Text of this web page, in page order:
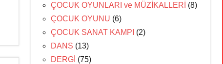
ÇOCUK OYUNLARI ve MÜZİKALLERİ (8)
ÇOCUK OYUNU (6)
ÇOCUK SANAT KAMPI (2)
DANS (13)
DERGİ (75)